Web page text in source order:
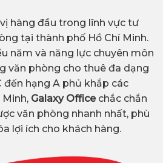
hàng đầu trong lĩnh vực tư
tại thành phố Hồ Chí Minh.
năm và năng lực chuyên môn
văn phòng cho thuê đa dạng
đến hạng A phủ khắp các
Minh, Galaxy Office chắc chắn
văn phòng nhanh nhất, phù
lợi ích cho khách hàng.